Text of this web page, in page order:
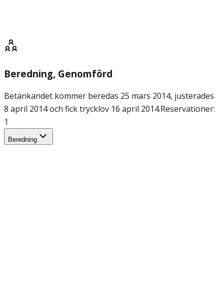
Beredning, Genomförd
Betänkandet kommer beredas 25 mars 2014, justerades
8 april 2014 och fick trycklov 16 april 2014.Reservationer:
1
Beredning